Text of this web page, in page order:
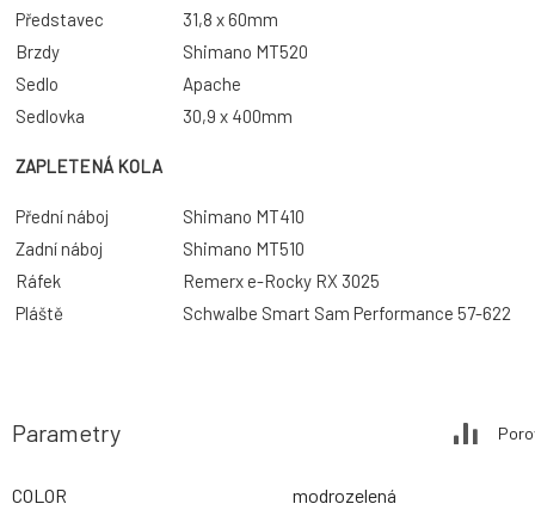
Představec
31,8 x 60mm
Brzdy
Shimano MT520
Sedlo
Apache
Sedlovka
30,9 x 400mm
ZAPLETENÁ KOLA
Přední náboj
Shimano MT410
Zadní náboj
Shimano MT510
Ráfek
Remerx e-Rocky RX 3025
Pláště
Schwalbe Smart Sam Performance 57-622
Parametry
COLOR
modrozelená